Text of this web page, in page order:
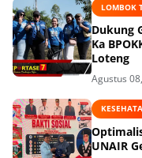
LOMBOK
Dukung
Ka
Loteng
Agustus
UNAIR